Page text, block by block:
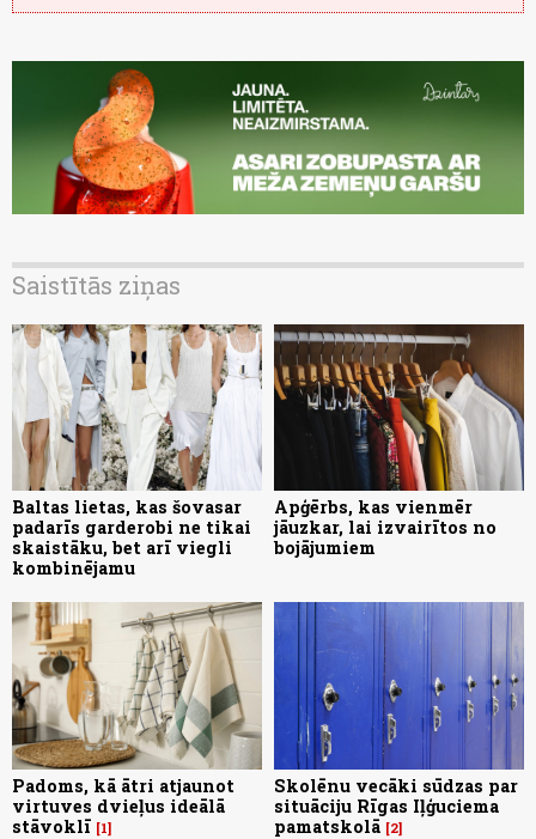
Saistītās ziņas
Baltas lietas, kas šovasar
padarīs garderobi ne tikai
skaistāku, bet arī viegli
kombinējamu
Apģērbs, kas vienmēr
jāuzkar, lai izvairītos no
bojājumiem
Padoms, kā ātri atjaunot
virtuves dvieļus ideālā
stāvoklī 1
Skolēnu vecāki sūdzas par
situāciju Rīgas Iļģuciema
pamatskolā 2